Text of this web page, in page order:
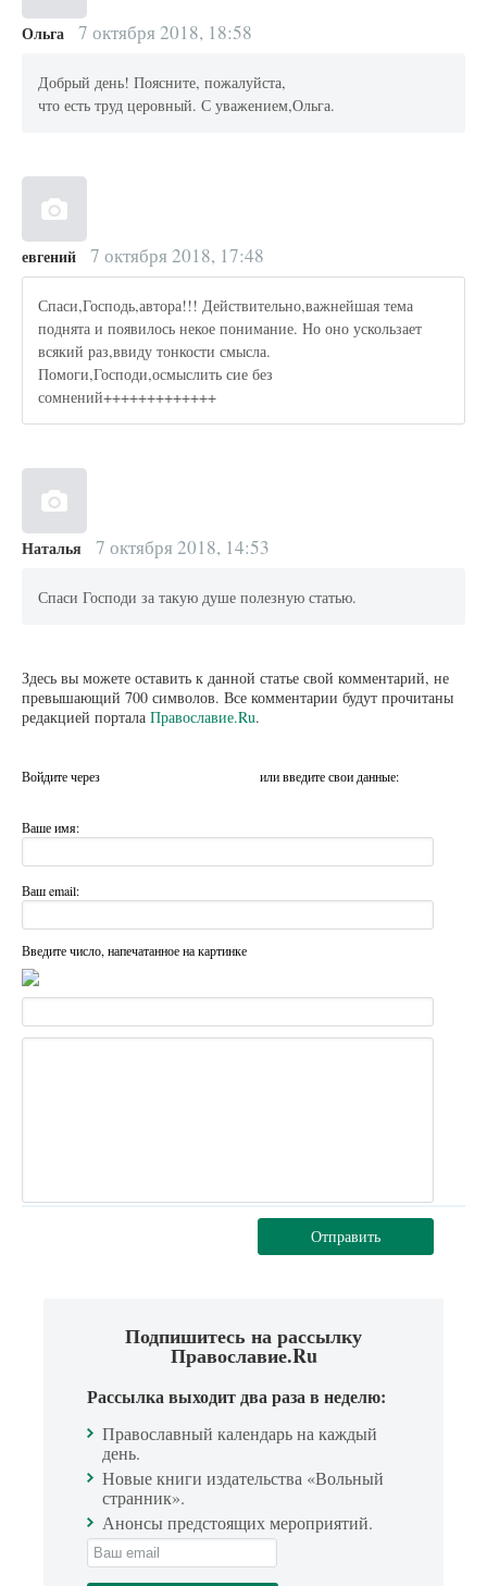
Ольга 7 октября 2018, 18:58
Добрый день! Поясните, пожалуйста,
что есть труд церовный. С уважением,Ольга.
евгений 7 октября 2018, 17:48
Спаси,Господь,автора!!! Действительно,важнейшая тема
поднята и появилось некое понимание. Но оно ускользает
всякий раз,ввиду тонкости смысла.
Помоги,Господи,осмыслить сие без
сомнений+++++++++++++
Наталья 7 октября 2018, 14:53
Спаси Господи за такую душе полезную статью.
Здесь вы можете оставить к данной статье свой комментарий, не
превышающий 700 символов. Все комментарии будут прочитаны
редакцией портала Православие.Ru.
Войдите через или введите свои данные:
Ваше имя:
Ваш email:
Введите число, напечатанное на картинке
Отправить
Подпишитесь на рассылку
Православие.Ru
Рассылка выходит два раза в неделю:
Православный календарь на каждый
день.
Новые книги издательства «Вольный
странник».
Анонсы предстоящих мероприятий.